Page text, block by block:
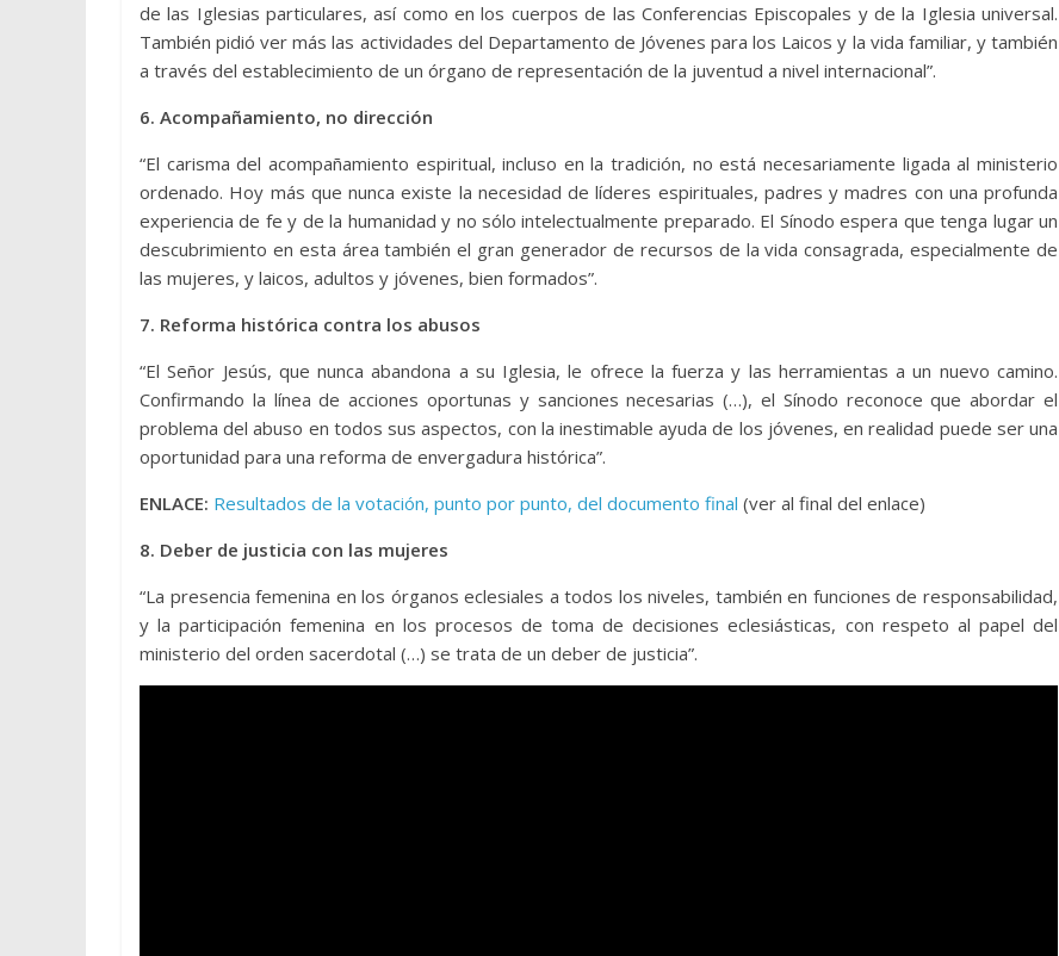
de las Iglesias particulares, así como en los cuerpos de las Conferencias Episcopales y de la Iglesia universal.
También pidió ver más las actividades del Departamento de Jóvenes para los Laicos y la vida familiar, y también
a través del establecimiento de un órgano de representación de la juventud a nivel internacional”.
6. Acompañamiento, no dirección
“El carisma del acompañamiento espiritual, incluso en la tradición, no está necesariamente ligada al ministerio
ordenado. Hoy más que nunca existe la necesidad de líderes espirituales, padres y madres con una profunda
experiencia de fe y de la humanidad y no sólo intelectualmente preparado. El Sínodo espera que tenga lugar un
descubrimiento en esta área también el gran generador de recursos de la vida consagrada, especialmente de
las mujeres, y laicos, adultos y jóvenes, bien formados”.
7. Reforma histórica contra los abusos
“El Señor Jesús, que nunca abandona a su Iglesia, le ofrece la fuerza y las herramientas a un nuevo camino.
Confirmando la línea de acciones oportunas y sanciones necesarias (…), el Sínodo reconoce que abordar el
problema del abuso en todos sus aspectos, con la inestimable ayuda de los jóvenes, en realidad puede ser una
oportunidad para una reforma de envergadura histórica”.
ENLACE: Resultados de la votación, punto por punto, del documento final (ver al final del enlace)
8. Deber de justicia con las mujeres
“La presencia femenina en los órganos eclesiales a todos los niveles, también en funciones de responsabilidad,
y la participación femenina en los procesos de toma de decisiones eclesiásticas, con respeto al papel del
ministerio del orden sacerdotal (…) se trata de un deber de justicia”.